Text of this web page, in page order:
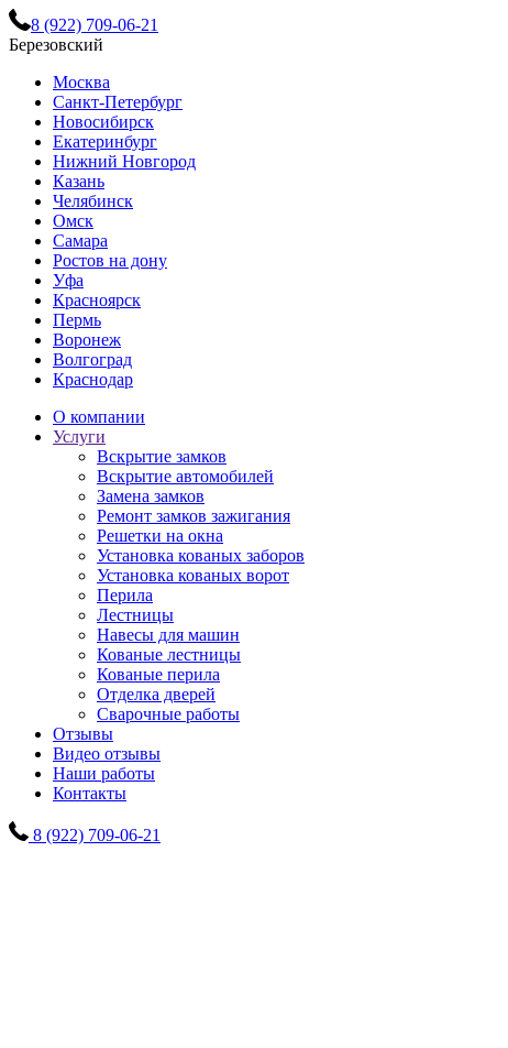
8 (922) 709-06-21
Березовский
Москва
Санкт-Петербург
Новосибирск
Екатеринбург
Нижний Новгород
Казань
Челябинск
Омск
Самара
Ростов на дону
Уфа
Красноярск
Пермь
Воронеж
Волгоград
Краснодар
О компании
Услуги
Вскрытие замков
Вскрытие автомобилей
Замена замков
Ремонт замков зажигания
Решетки на окна
Установка кованых заборов
Установка кованых ворот
Перила
Лестницы
Навесы для машин
Кованые лестницы
Кованые перила
Отделка дверей
Сварочные работы
Отзывы
Видео отзывы
Наши работы
Контакты
8 (922) 709-06-21